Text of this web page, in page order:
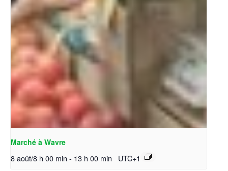
Marché à Wavre
8 août/8 h 00 min - 13 h 00 min UTC+1